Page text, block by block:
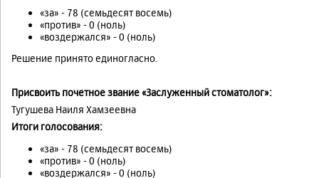
«за» - 78 (семьдесят восемь)
«против» - 0 (ноль)
«воздержался» - 0 (ноль)
Решение принято единогласно.
Присвоить почетное звание «Заслуженный стоматолог»:
Тугушева Наиля Хамзеевна
Итоги голосования:
«за» - 78 (семьдесят восемь)
«против» - 0 (ноль)
«воздержался» - 0 (ноль)